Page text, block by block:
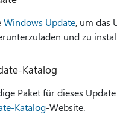
Windows Update, um das
und zu
Katalog
Paket für dieses
Katalog-Website.